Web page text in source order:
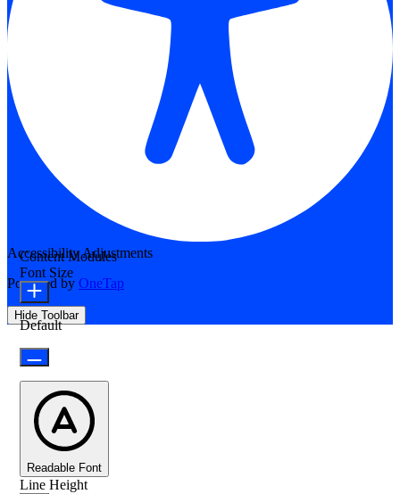
Accessibility Adjustments
Powered by OneTap
Hide Toolbar
Content Modules
Font Size
Default
Readable Font
Line Height